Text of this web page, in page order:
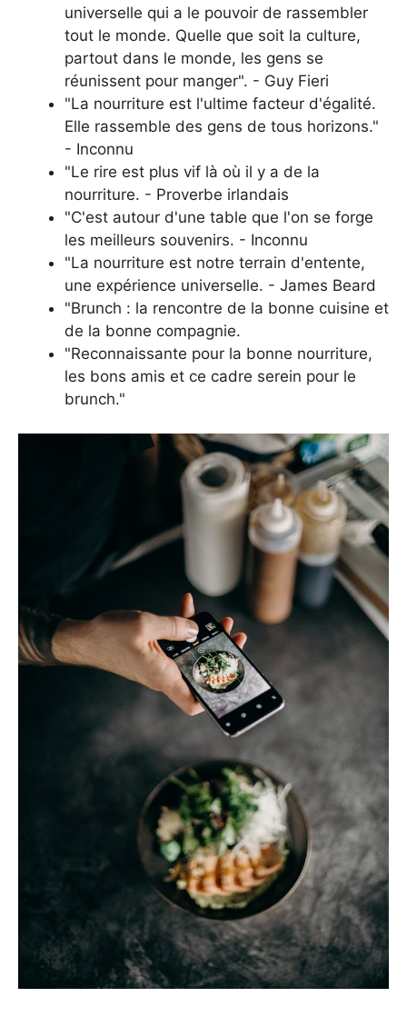
universelle qui a le pouvoir de rassembler
tout le monde. Quelle que soit la culture,
partout dans le monde, les gens se
réunissent pour manger". - Guy Fieri
"La nourriture est l'ultime facteur d'égalité.
Elle rassemble des gens de tous horizons."
- Inconnu
"Le rire est plus vif là où il y a de la
nourriture. - Proverbe irlandais
"C'est autour d'une table que l'on se forge
les meilleurs souvenirs. - Inconnu
"La nourriture est notre terrain d'entente,
une expérience universelle. - James Beard
"Brunch : la rencontre de la bonne cuisine et
de la bonne compagnie.
"Reconnaissante pour la bonne nourriture,
les bons amis et ce cadre serein pour le
brunch."